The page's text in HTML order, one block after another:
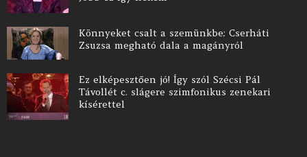
Könnyeket csalt a szemünkbe: Cserháti
Zsuzsa megható dala a magányról
Ez elképesztően jó! Így szól Szécsi Pál
Távollét c. slágere szimfonikus zenekari
kísérettel